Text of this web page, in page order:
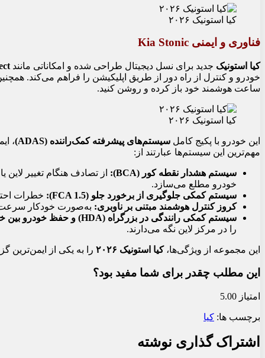
کیا استونیک ۲۰۲۶
فناوری و ایمنی Kia Stonic
کیا استونیک جدید برای نسل دیجیتال طراحی شده و امکاناتی مانند
خودرو و کنترل از راه دور از طریق اپلیکیشن را فراهم می‌کند.
ساعت هوشمند خود باز کرده و روشن کنید.
کیا استونیک ۲۰۲۶
این خودرو با پکیج کامل سیستم‌های پیشرفته کمک‌راننده (ADAS)
،
مهم‌ترین این سیستم‌ها عبارتند از:
سیستم هشدار نقطه کور (BCA):
از تصادف هنگام تغییر
خودرو مطلع می‌سازد.
سیستم کمکی جلوگیری از برخورد جلو (FCA 1.5):
خطرات
کروز کنترل هوشمند مبتنی بر ناوبری: به‌صورت خودکار سرعت
سیستم کمکی رانندگی در بزرگراه (HDA) و حفظ خودرو بین خطوط (LFA):
را در مرکز لاین نگه می‌دارند.
این مجموعه از ویژگی‌ها،کیا استونیک ۲۰۲۶ را به یکی از ایمن‌ترین
این مطلب چقدر برای شما مفید بود؟
امتیاز 5.00
برچسب ها: کیا
اشتراک گذاری نوشته